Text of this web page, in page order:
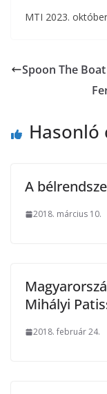
MTI 2023.
Spoon The
Hasonló
A
2018. március 10.
Mihályi
2018. február 24.